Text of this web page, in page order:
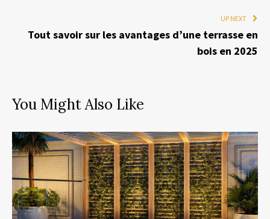
UP NEXT
Tout savoir sur les avantages d’une terrasse en
bois en 2025
You Might Also Like